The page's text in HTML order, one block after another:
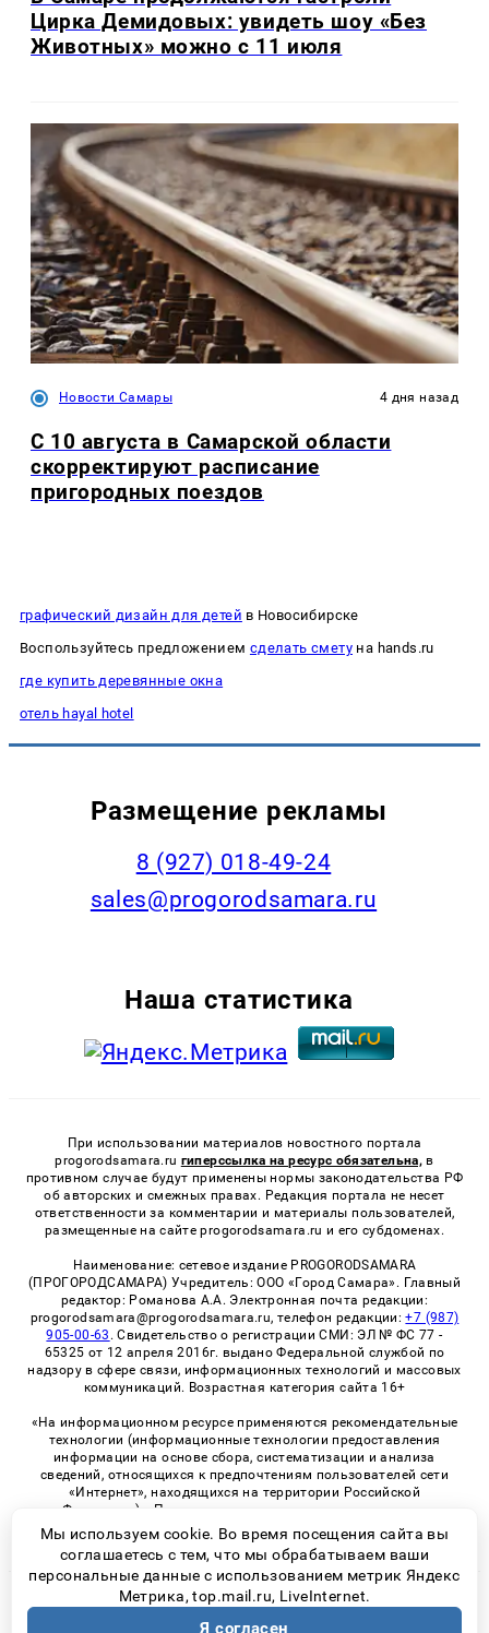
Цирка Демидовых: увидеть шоу «Без
Животных» можно с 11 июля
Новости Самары 4 дня назад
С 10 августа в Самарской области
скорректируют расписание
пригородных поездов
графический дизайн для детей в Новосибирске
Воспользуйтесь предложением сделать смету на hands.ru
где купить деревянные окна
отель hayal hotel
Размещение рекламы
8 (927) 018-49-24
sales@progorodsamara.ru
Наша статистика
При использовании материалов новостного портала
progorodsamara.ru гиперссылка на ресурс обязательна, в
противном случае будут применены нормы законодательства РФ
об авторских и смежных правах. Редакция портала не несет
ответственности за комментарии и материалы пользователей,
размещенные на сайте progorodsamara.ru и его субдоменах.
Наименование: сетевое издание PROGORODSAMARA
(ПРОГОРОДСАМАРА) Учредитель: ООО «Город Самара». Главный
редактор: Романова А.А. Электронная почта редакции:
progorodsamara@progorodsamara.ru, телефон редакции:+7 (987)
905-00-63 . Свидетельство о регистрации СМИ: ЭЛ № ФС 77 -
65325 от 12 апреля 2016г. выдано Федеральной службой по
надзору в сфере связи, информационных технологий и массовых
коммуникаций. Возрастная категория сайта 16+
«На информационном ресурсе применяются рекомендательные
технологии (информационные технологии предоставления
информации на основе сбора, систематизации и анализа
сведений, относящихся к предпочтениям пользователей сети
«Интернет», находящихся на территории Российской
Федерации)». Правила применения рекомендательных
технологий в виджетах рекламно-обменной сети
«СМИ2» (PDF)
© 2026 «ProGorodSamara» | Все права защищены
Возрастная категория сайта 16+
Мы используем cookie. Во время посещения сайта вы
соглашаетесь с тем, что мы обрабатываем ваши
персональные данные с использованием метрик Яндекс
Метрика, top.mail.ru, LiveInternet.
Я согласен